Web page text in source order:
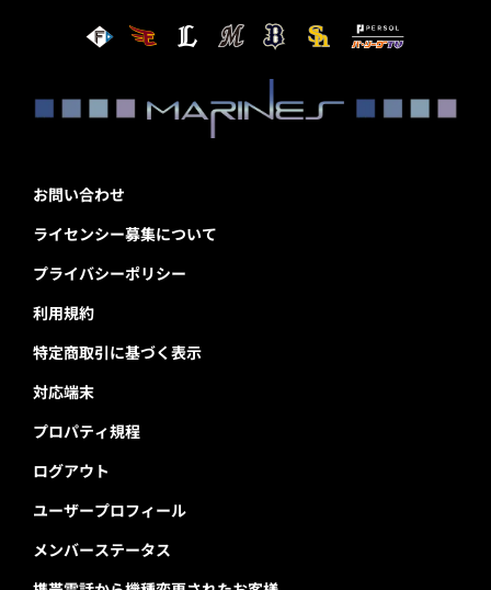
お問い合わせ
ライセンシー募集について
プライバシーポリシー
利用規約
特定商取引に基づく表示
対応端末
プロパティ規程
ログアウト
ユーザープロフィール
メンバーステータス